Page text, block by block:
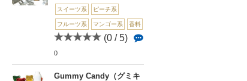
スイーツ系 ピーチ系
フルーツ系 マンゴー系 香料
(0 / 5)
0
Gummy Candy（グミキ